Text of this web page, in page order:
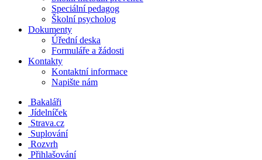
Speciální pedagog
Školní psycholog
Dokumenty
Úřední deska
Formuláře a žádosti
Kontakty
Kontaktní informace
Napište nám
Bakaláři
Jídelníček
Strava.cz
Suplování
Rozvrh
Přihlašování